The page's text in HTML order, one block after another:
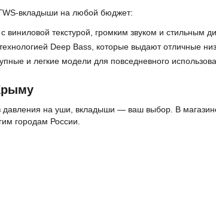
вкладыши на любой бюджет:
текстурой, громким звуком и стильным
Deep Bass, которые выдают отличные
и легкие модели для повседневного
давления на уши, вкладыши — ваш выбор. В
городам России.